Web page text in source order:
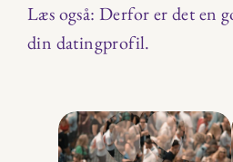
Læs også: Derfor er det en
din datingprofil.